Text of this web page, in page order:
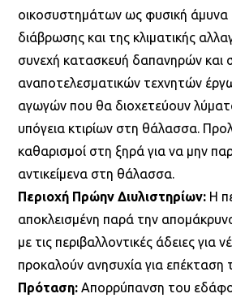
οικοσυστημάτων ως φυσική άμυνα
διάβρωσης και της κλιματικής
συνεχή κατασκευή δαπανηρών και
αναποτελεσματικών τεχνητών
αγωγών που θα διοχετεύουν
υπόγεια κτιρίων στη θάλασσα.
καθαρισμοί στη ξηρά για να μην
αντικείμενα στη θάλασσα.
Περιοχή Πρώην Διυλιστηρίων: Η
αποκλεισμένη παρά την
με τις περιβαλλοντικές άδειες για
προκαλούν ανησυχία για επέκταση
Πρόταση: Απορρύπανση του